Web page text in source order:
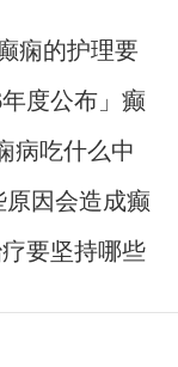
痫的护理要
度公布」癫
病吃什么中
因会造成癫
要坚持哪些